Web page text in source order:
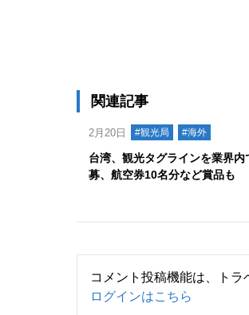
関連記事
2月20日 #観光局 #海外
台湾、観光タグラインを業界内
募、航空券10名分など賞品も
コメント投稿機能は、トラ
ログインはこちら